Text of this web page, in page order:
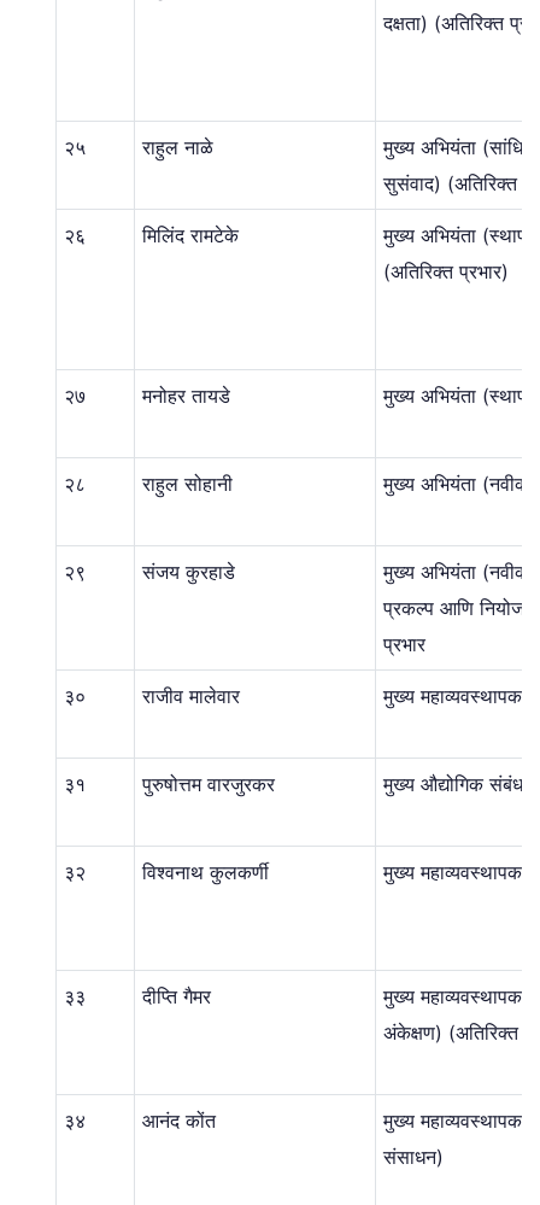
दक्षता) (अतिरिक्त
२५ राहुल नाळे
मुख्य अभियंता
सुसंवाद) (अतिरिक्त
२६ मिलिंद रामटेके
मुख्य अभियंता
(अतिरिक्त प्रभार)
२७ मनोहर तायडे मुख्य अभियंता
२८ राहुल सोहानी मुख्य अभियंता
२९ संजय कुरहाडे
मुख्य अभियंता
प्रकल्प आणि
प्रभार
३० राजीव मालेवार मुख्य महाव्यवस्थापक
३१ पुरुषोत्तम वारजुरकर मुख्य औद्योगिक संबंध
३२ विश्वनाथ कुलकर्णी मुख्य
३३ दीप्ति गैमर
मुख्य महाव्यवस्थापक
अंकेक्षण) (अतिरिक्त
३४ आनंद कोंत
मुख्य
संसाधन)